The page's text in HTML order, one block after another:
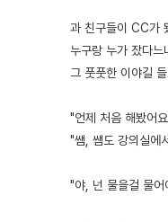
과 친구들이 CC가
누구랑 누가 잤다
그 풋풋한 이야길
"언제 처음 해봤어
"쌤, 쌤도 강의실에
"야, 넌 물을걸 물어